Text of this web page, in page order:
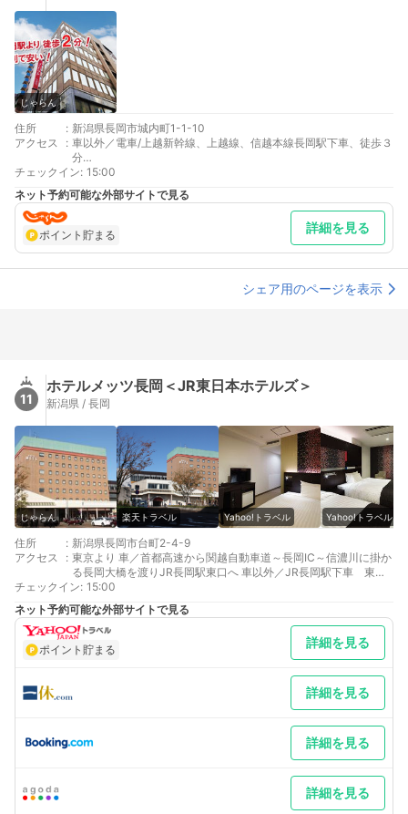
じゃらん
住所 : 新潟県長岡市城内町1-1-10
アクセス
: 車以外／電車/上越新幹線、上越線、信越本線長岡駅下車、徒歩３
分
最寄り駅１ 長岡
補足 車／提携駐車場をご紹介致します長岡駅前立体駐車場（ホテ
ルニューグリーン様共用）・立体駐車場（高さ１６０cmまで）・
時間 PM１５：００～AM１０：００・出庫 朝７：００か
ら ・料金 ￥１１００・途中の出入不可
チェックイン: 15:00
ネット予約可能な外部サイトで見る
ポイント貯まる 詳細を見る
シェア用のページを表示
11
ホテルメッツ長岡＜JR東日本ホテルズ＞
新潟県 / 長岡
じゃらん 楽天トラベル Yahoo!トラベル Yahoo!トラベル
住所 : 新潟県長岡市台町2-4-9
アクセス
: 東京より 車／首都高速から関越自動車道～長岡IC～信濃川に掛か
る長岡大橋を渡りJR長岡駅東口へ 車以外／JR長岡駅下車 東口
直結
大阪より 車／福井、金沢方面の北陸自動車道～長岡IC～信濃川に
掛かる長岡大橋を渡りJR長岡駅東口へ 車以外／JR長岡駅下車
東口直結
最寄り駅１ 長岡
補足 車／■NPC24H長岡台町駐車場（旧：CoCoLo東口駐車場）
●駐車料金 1泊８００円●入庫時にお取りいただいた駐車券をフ
ロントへご提示ください。●ご予約不可／バイク利用不可。●ご
滞在中は途中出入庫可能。●他の割引サービスとの併用は出来か
チェックイン: 15:00
ネット予約可能な外部サイトで見る
ポイント貯まる 詳細を見る
詳細を見る
詳細を見る
詳細を見る